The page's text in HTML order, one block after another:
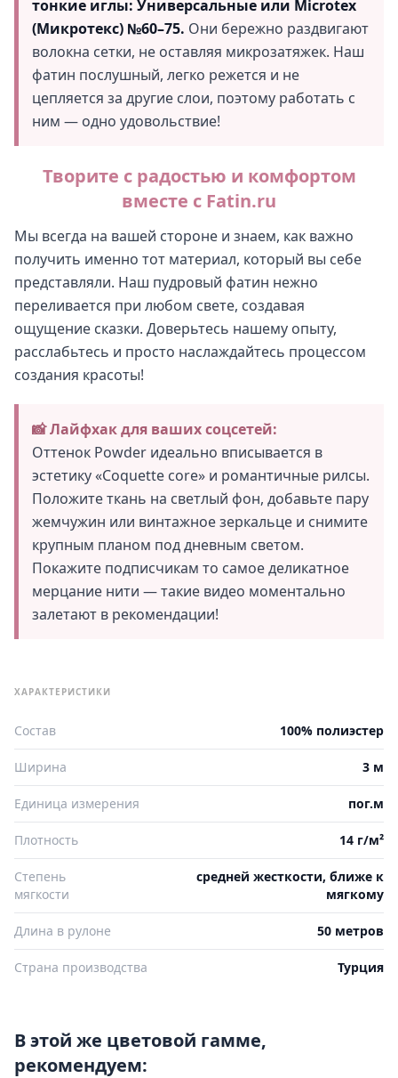
тонкие иглы: Универсальные или Microtex
(Микротекс) №60–75. Они бережно раздвигают
волокна сетки, не оставляя микрозатяжек. Наш
фатин послушный, легко режется и не
цепляется за другие слои, поэтому работать с
ним — одно удовольствие!
Творите с радостью и комфортом
вместе с Fatin.ru
Мы всегда на вашей стороне и знаем, как важно
получить именно тот материал, который вы себе
представляли. Наш пудровый фатин нежно
переливается при любом свете, создавая
ощущение сказки. Доверьтесь нашему опыту,
расслабьтесь и просто наслаждайтесь процессом
создания красоты!
📸 Лайфхак для ваших соцсетей:
Оттенок Powder идеально вписывается в
эстетику «Coquette core» и романтичные рилсы.
Положите ткань на светлый фон, добавьте пару
жемчужин или винтажное зеркальце и снимите
крупным планом под дневным светом.
Покажите подписчикам то самое деликатное
мерцание нити — такие видео моментально
залетают в рекомендации!
ХАРАКТЕРИСТИКИ
Состав 100% полиэстер
Ширина 3 м
Единица измерения пог.м
Плотность 14 г/м²
Степень
мягкости
средней жесткости, ближе к
мягкому
Длина в рулоне 50 метров
Страна производства Турция
В этой же цветовой гамме,
рекомендуем: